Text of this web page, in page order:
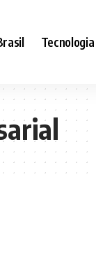
Tecnologia